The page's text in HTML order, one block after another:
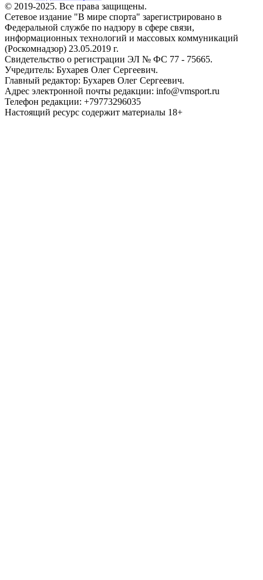
© 2019-2025. Все права защищены.
Сетевое издание "В мире спорта" зарегистрировано в
Федеральной службе по надзору в сфере связи,
информационных технологий и массовых коммуникаций
(Роскомнадзор) 23.05.2019 г.
Свидетельство о регистрации ЭЛ № ФС 77 - 75665.
Учредитель: Бухарев Олег Сергеевич.
Главный редактор: Бухарев Олег Сергеевич.
Адрес электронной почты редакции: info@vmsport.ru
Телефон редакции: +79773296035
Настоящий ресурс содержит материалы 18+